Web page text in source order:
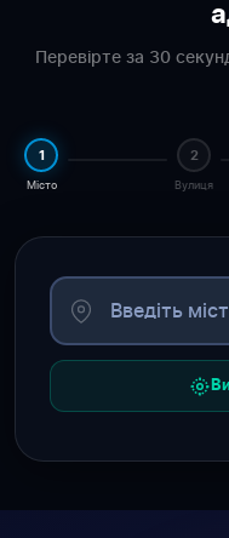
Перевірте за 30
1
Місто
2
Вулиця